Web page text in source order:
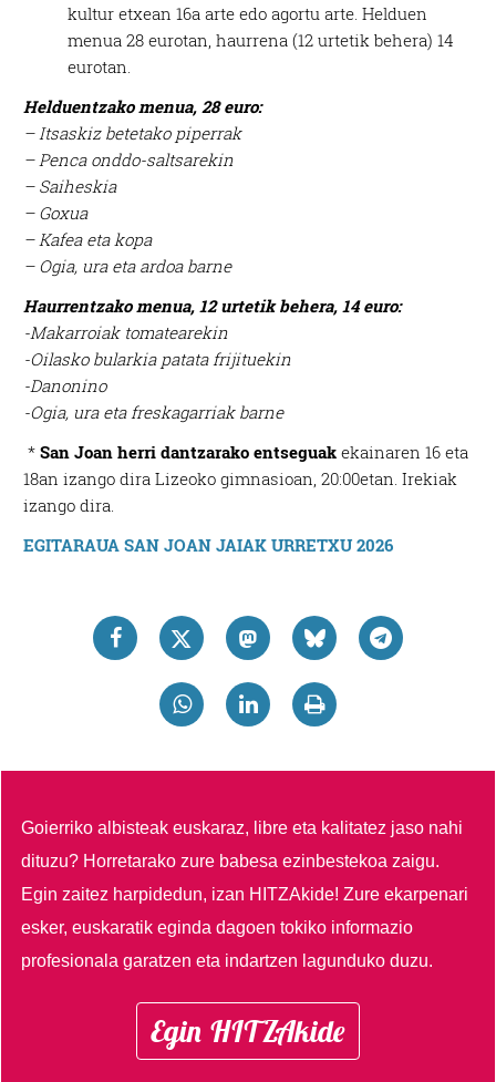
kultur etxean 16a arte edo agortu arte. Helduen
menua 28 eurotan, haurrena (12 urtetik behera) 14
eurotan.
Helduentzako menua, 28 euro:
– Itsaskiz betetako piperrak
– Penca onddo-saltsarekin
– Saiheskia
– Goxua
– Kafea eta kopa
– Ogia, ura eta ardoa barne
Haurrentzako menua, 12 urtetik behera, 14 euro:
-Makarroiak tomatearekin
-Oilasko bularkia patata frijituekin
-Danonino
-Ogia, ura eta freskagarriak barne
*San Joan herri dantzarako entseguak ekainaren 16 eta
18an izango dira Lizeoko gimnasioan, 20:00etan. Irekiak
izango dira.
EGITARAUA SAN JOAN JAIAK URRETXU 2026
Goierriko albisteak euskaraz, libre eta kalitatez jaso nahi
dituzu? Horretarako zure babesa ezinbestekoa zaigu.
Egin zaitez harpidedun, izan HITZAkide!Zure ekarpenari
esker, euskaratik eginda dagoen tokiko informazio
profesionala garatzen eta indartzen lagunduko duzu.
Egin HITZAkide